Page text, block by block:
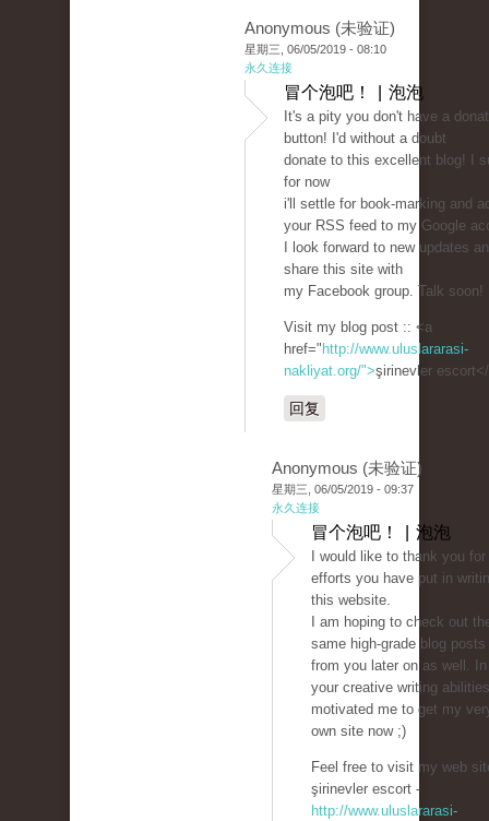
Anonymous (未验证)
星期三, 06/05/2019 - 08:10
永久连接
冒个泡吧！ | 泡泡
It's a pity you don't have a
button! I'd without a doubt
donate to this excellent blog! I
for now
i'll settle for book-marking and
your RSS feed to my Google
I look forward to new updates
share this site with
my Facebook group. Talk soon!
Visit my blog post :: <a
href=" http://www.uluslararasi-
nakliyat.org/">şirinevler
回复
Anonymous (未验证)
星期三, 06/05/2019 - 09:37
永久连接
冒个泡吧！ | 泡泡
I would like to thank you
efforts you have put in
this website.
I am hoping to check out
same high-grade blog posts
from you later on as well.
your creative writing
motivated me to get my
own site now ;)
Feel free to visit my web
şirinevler escort -
http://www.uluslararasi-